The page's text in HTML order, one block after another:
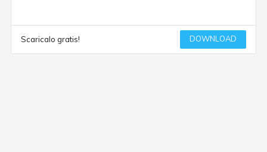
Scaricalo gratis! DOWNLOAD